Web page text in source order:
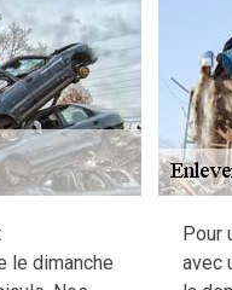
le dimanche
Pour
avec